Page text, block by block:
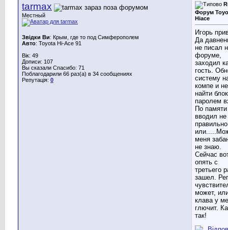
tarmax
Местный
Звідки Ви: Крым, где то под Симферополем
Авто: Toyota Hi-Ace 91
Вік: 49
Дописи: 107
Вы сказали Спасибо: 71
Поблагодарили 66 раз(а) в 34 сообщениях
Репутація: 0
Форум
Hiace
Игорь
Да
не писал
форуме,
заходил
гость.
систему
компе и
найти
паролем
По
вводил не
правильно
меня
не знаю.
Сейчас
опять с
третьего
зашел.
может,
клава у
глючит.
так!